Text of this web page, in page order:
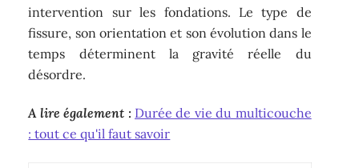
intervention sur les fondations. Le type de
fissure, son orientation et son évolution dans le
temps déterminent la gravité réelle du
désordre.
A lire également : Durée de vie du multicouche
: tout ce qu'il faut savoir